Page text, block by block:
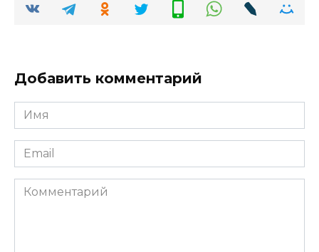
Добавить комментарий
Имя
*
Email
*
Комментарий